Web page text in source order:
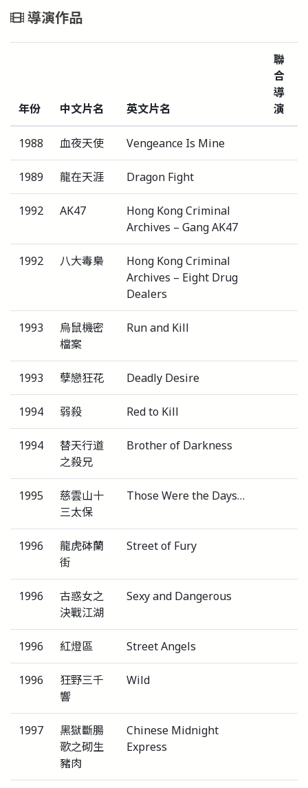
導演作品
年份 中文片名 英文片名
聯
合
導
演
1988 血夜天使 Vengeance Is Mine
1989 龍在天涯 Dragon Fight
1992 AK47
Hong Kong Criminal
Archives – Gang AK47
1992 八大毒梟
Hong Kong Criminal
Archives – Eight Drug
Dealers
1993
烏鼠機密
檔案
Run and Kill
1993 孽戀狂花 Deadly Desire
1994 弱殺 Red to Kill
1994
替天行道
之殺兄
Brother of Darkness
1995
慈雲山十
三太保
Those Were the Days…
1996
龍虎砵蘭
街
Street of Fury
1996
古惑女之
決戰江湖
Sexy and Dangerous
1996 紅燈區 Street Angels
1996
狂野三千
響
Wild
1997
黑獄斷腸
歌之砌生
豬肉
Chinese Midnight
Express